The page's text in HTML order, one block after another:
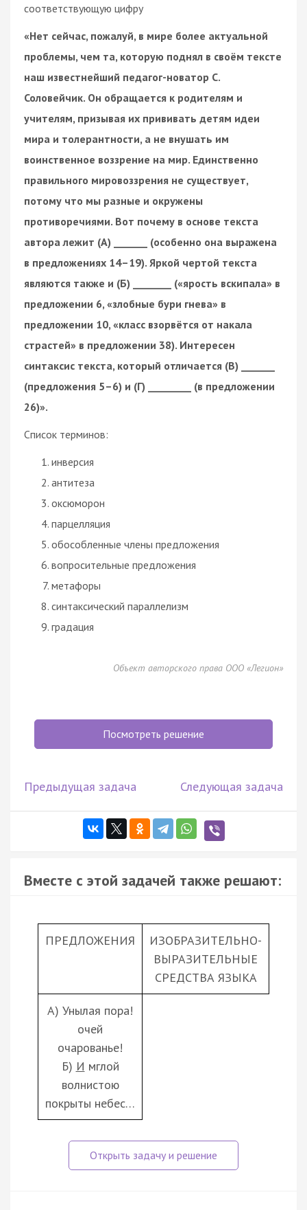
соответствующую цифру
«Нет сейчас, пожалуй, в мире более актуальной
проблемы, чем та, которую поднял в своём тексте
наш известнейший педагог-новатор С.
Соловейчик. Он обращается к родителям и
учителям, призывая их прививать детям идеи
мира и толерантности, а не внушать им
воинственное воззрение на мир. Единственно
правильного мировоззрения не существует,
потому что мы разные и окружены
противоречиями. Вот почему в основе текста
автора лежит (А) _______ (особенно она выражена
в предложениях 14–19). Яркой чертой текста
являются также и (Б) ________ («ярость вскипала» в
предложении 6, «злобные бури гнева» в
предложении 10, «класс взорвётся от накала
страстей» в предложении 38). Интересен
синтаксис текста, который отличается (В) _______
(предложения 5–6) и (Г) _________ (в предложении
26)».
Список терминов:
инверсия
антитеза
оксюморон
парцелляция
обособленные члены предложения
вопросительные предложения
метафоры
синтаксический параллелизм
градация
Объект авторского права ООО «Легион»
Посмотреть решение
Предыдущая задача Следующая задача
Вместе с этой задачей также решают:
ПРЕДЛОЖЕНИЯ
ИЗОБРАЗИТЕЛЬНО-
ВЫРАЗИТЕЛЬНЫЕ
СРЕДСТВА ЯЗЫКА
А) Унылая пора!
очей
очарованье!
Б) И мглой
волнистою
покрыты небес…